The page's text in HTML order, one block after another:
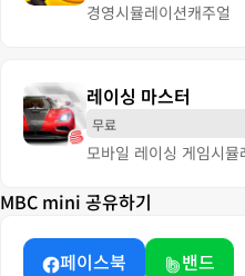
경영시뮬레이션캐주얼
레이싱 마스터
무료
모바일 레이싱 게임시뮬
MBC mini 공유하기
페이스북
밴드